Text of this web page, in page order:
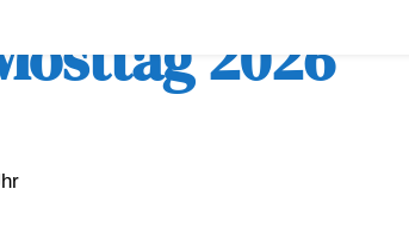
2026